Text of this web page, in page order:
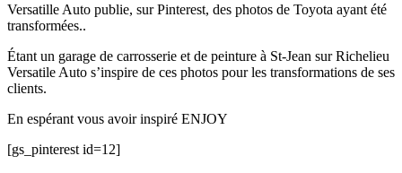
Versatille Auto publie, sur Pinterest, des photos de Toyota ayant été
transformées..
Étant un garage de carrosserie et de peinture à St-Jean sur Richelieu
Versatile Auto s’inspire de ces photos pour les transformations de ses
clients.
En espérant vous avoir inspiré ENJOY
[gs_pinterest id=12]